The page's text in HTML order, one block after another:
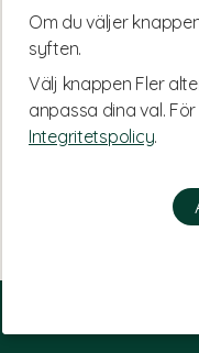
Om du väljer
syften.
Välj knappen Fler
anpassa dina val.
Integritetspolicy.